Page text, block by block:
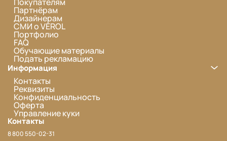
Партнёрам
Дизайнерам
СМИ о VEROL
Портфолио
FAQ
Обучающие материалы
Подать рекламацию
Информация
Контакты
Реквизиты
Конфиденциальность
Оферта
Управление куки
Контакты
8 800 550-02-31